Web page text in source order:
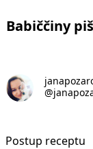
Babiččiny
Postup receptu